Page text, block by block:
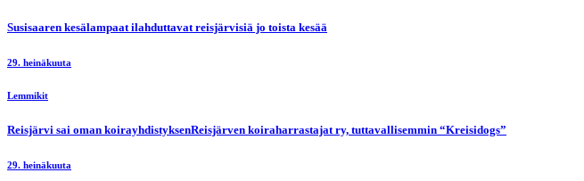
Susisaaren kesälampaat ilahduttavat reisjärvisiä jo toista kesää
29. heinäkuuta
Lemmikit
Reisjärvi sai oman koirayhdistyksenReisjärven koiraharrastajat ry, tuttavallisemmin “Kreisidogs”
29. heinäkuuta